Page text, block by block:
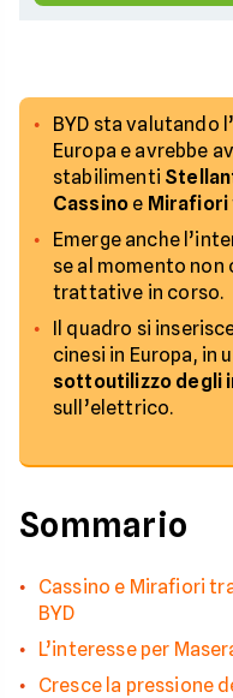
BYD sta valutando
Europa e avrebbe
stabilimenti
Cassino e Mirafiori
Emerge anche
se al momento
trattative in corso.
Il quadro si
cinesi in Europa, in
sottoutilizzo degli
sull’elettrico.
Sommario
Cassino e Mirafiori
BYD
L’interesse per
Cresce la pressione